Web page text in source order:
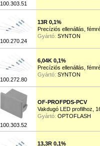
100.303.51
100.270.24
13R 0,1%
Precíziós ellenállás,
Gyártó: SYNTON
100.272.80
6,04K 0,1%
Precíziós ellenállás,
Gyártó: SYNTON
100.303.52
OF-PROFPDS-PCV
Vakdugó LED profilhoz,
Gyártó: OPTOFLASH
13,3R 0,1%